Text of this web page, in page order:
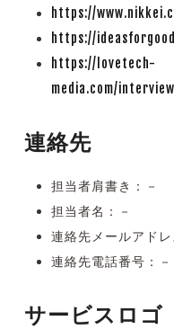
https://
https://
https://lovetech-
media.com/
連絡先
担当者肩書き：－
担当者名：－
連絡先メールアド
連絡先電話番号：－
サービスロゴ